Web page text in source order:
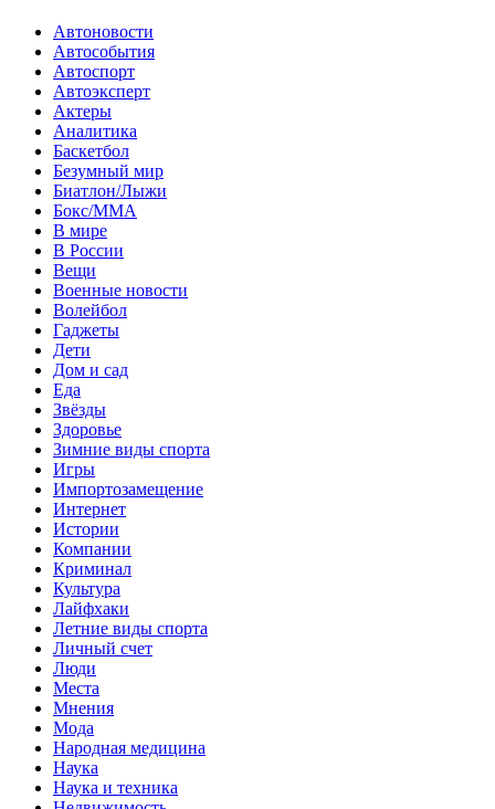
Автоновости
Автособытия
Автоспорт
Автоэксперт
Актеры
Аналитика
Баскетбол
Безумный мир
Биатлон/Лыжи
Бокс/MMA
В мире
В России
Вещи
Военные новости
Волейбол
Гаджеты
Дети
Дом и сад
Еда
Звёзды
Здоровье
Зимние виды спорта
Игры
Импортозамещение
Интернет
Истории
Компании
Криминал
Культура
Лайфхаки
Летние виды спорта
Личный счет
Люди
Места
Мнения
Мода
Народная медицина
Наука
Наука и техника